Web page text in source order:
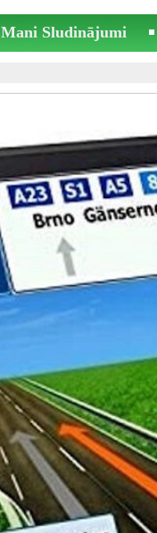
Mani Sludinājumi